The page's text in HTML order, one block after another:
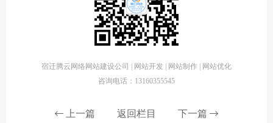
宿迁腾云网络网站建设公司 | 网站开发 | 网站制作 | 网站优化
咨询电话：13160355545
上一篇 返回栏目 下一篇